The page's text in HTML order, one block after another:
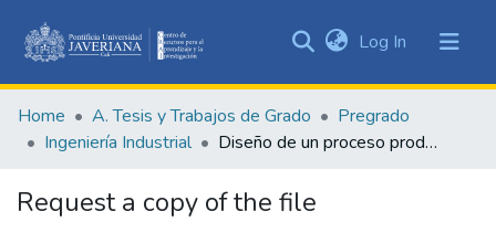
&
Collections
Log In (current)
Home A. Tesis y Trabajos de Grado
Pregrado
Ingeniería Industrial
Diseño de un proceso productivo que permita la recuperación de escoria de aluminio para su uso como materia prima en morteros
Request a copy of the file